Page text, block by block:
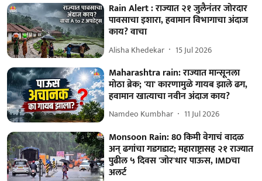
Rain Alert : राज्यात २१ जुलैनंतर जोरदार
पावसाचा इशारा, हवामान विभागाचा अंदाज
काय? वाचा
Alisha Khedekar 15 Jul 2026
Maharashtra rain: राज्यात मान्सूनला
मोठा ब्रेक; 'या' कारणामुळे गायब झाले ढग,
हवामान खात्याचा नवीन अंदाज काय?
Namdeo Kumbhar 11 Jul 2026
Monsoon Rain: 80 किमी वेगाचं वादळ
अन् ढगांचा गडगडाट; महाराष्ट्रासह २१ राज्यात
पुढील ५ दिवस 'जोर'धार पाऊस, IMDचा
अलर्ट